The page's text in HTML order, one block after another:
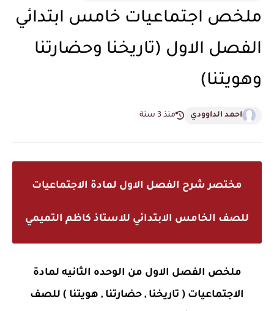
ملخص اجتماعيات خامس ابتدائي
الفصل الاول (تاريخنا وحضارتنا
وهويتنا)
احمد الداوودي منذ 3 سنة
مختصر شرح الفصل الاول لمادة الاجتماعيات
للصف الخامس الابتدائي للاستاذ كاظم التميمي
ملخص الفصل الاول من الوحده الثانيه لمادة
الاجتماعيات ( تاريخنا , حضارتنا , هويتنا ) للصف